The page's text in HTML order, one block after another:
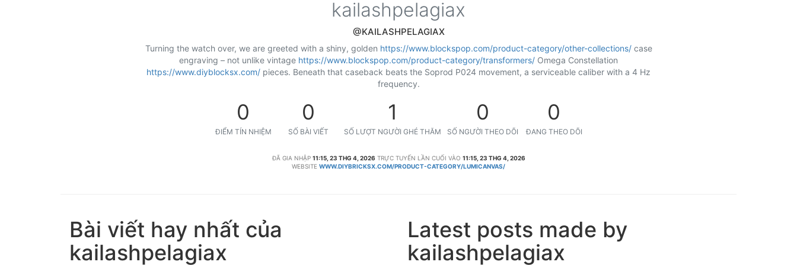
kailashpelagiax
@KAILASHPELAGIAX
Turning the watch over, we are greeted with a shiny, golden https://www.blockspop.com/product-category/other-collections/case
engraving – not unlike vintage https://www.blockspop.com/product-category/transformers/ Omega Constellation
https://www.diyblocksx.com/ pieces. Beneath that caseback beats the Soprod P024 movement, a serviceable caliber with a 4 Hz
frequency.
0
ĐIỂM TÍN NHIỆM
0
SỐ BÀI VIẾT
1
SỐ LƯỢT NGƯỜI GHÉ THĂM
0
SỐ NGƯỜI THEO DÕI
0
ĐANG THEO DÕI
ĐÃ GIA NHẬP 11:15, 23 THG 4, 2026 TRỰC TUYẾN LẦN CUỐI VÀO 11:15, 23 THG 4, 2026
WEBSITE WWW.DIYBRICKSX.COM/PRODUCT-CATEGORY/LUMICANVAS/
Bài viết hay nhất của
kailashpelagiax
Latest posts made by
kailashpelagiax